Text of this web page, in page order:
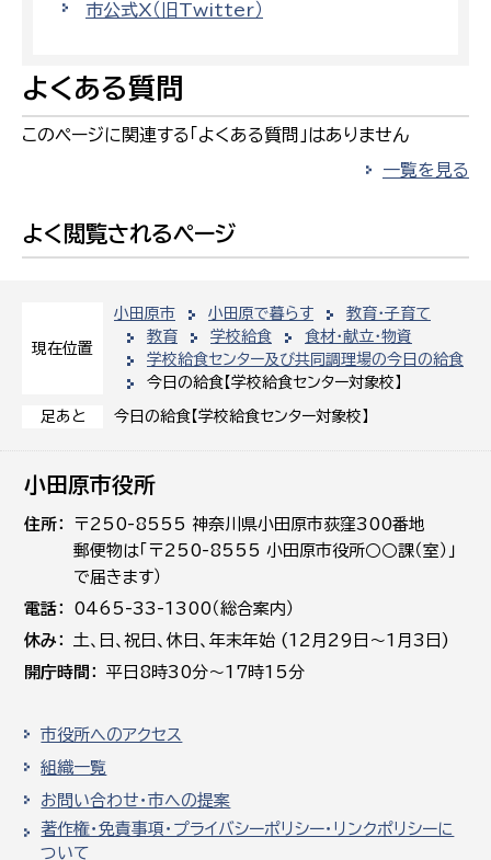
現在位置
小田原市 小田原で暮らす
教育・子育て
教育
学校給食
食材・献立・物資
学校給食センター及び共同調理場の今日の給食
今日の給食【学校給食センター対象校】
足あと 今日の給食【学校給食センター対象校】
市公式X（旧Twitter）
よくある質問
このページに関連する「よくある質問」はありません
一覧を見る
よく閲覧されるページ
小田原市役所
住所
〒250-8555 神奈川県小田原市荻窪300番地
郵便物は「〒250-8555 小田原市役所○○課（室）」
で届きます）
電話
0465-33-1300（総合案内）
休み
土､日､祝日、休日、年末年始 (12月29日～1月3日)
開庁時間
平日8時30分～17時15分
市役所へのアクセス
組織一覧
お問い合わせ・市への提案
著作権・免責事項・プライバシーポリシー・リンクポリシーに
ついて